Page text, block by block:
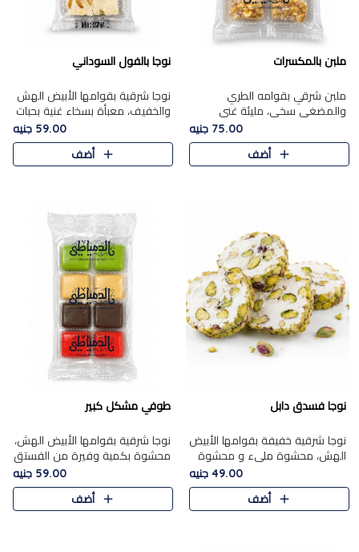
ملبن بالمكسرات
ملبن شرقي بقوامه الطري
والمضغي سخي، مليئة غني
بتشكيلة فاخرة من المكسرات
مشكلة المختارة التي تقدم تضيف
قرمشة مميزة مرضية ونكهة
75.00 جنيه
أضف
نوجا بالفول السوداني
نوجا شرقية بقوامها الأبيض الهش
والخفيف، معبأة بسخاء غنية بحبات
الفول السوداني المحمص التي
يقدم تضيف قرمشة مميزة مرضية
وتوازنًا رائعًا مع حلا..
59.00 جنيه
أضف
نوجا فسدق دابل
نوجا شرقية خفيفة بقوامها الأبيض
الهش، محشوة مليء و محشوة
بـكمية وفيرة من الفستق الفاخر
لتمنحك نكهة مكسرات غنية
وقرمشة مميزة في كل قطعة و
49.00 جنيه
أضف
طوفي مشكل كبير
نوجا شرقية بقوامها الأبيض الهش،
محشوة بكمية وفيرة من الفستق
الفاخر لتمنحك نكهة غنية وقرمشة
مميزة في كل قطعة، لتجربة تجمع
بين الفخامة والمذاق..
59.00 جنيه
أضف